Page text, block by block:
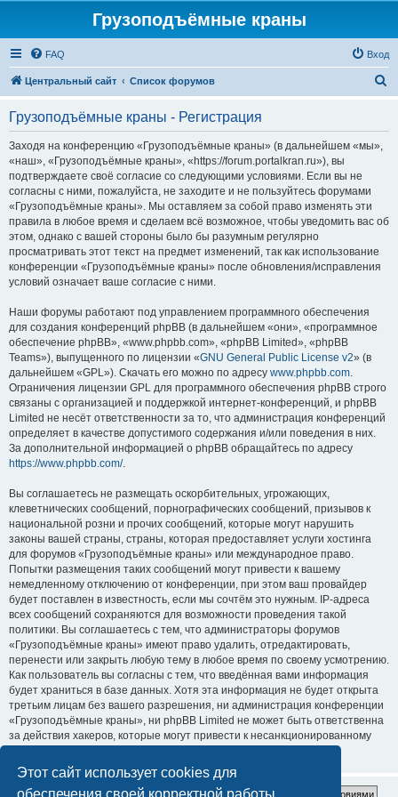
Этот сайт использует cookies для
обеспечения своей корректной работы.
Грузоподъёмные краны
FAQ Вход
Центральный сайт Список форумов
Грузоподъёмные краны - Регистрация
Заходя на конференцию «Грузоподъёмные краны» (в дальнейшем «мы»,
«наш», «Грузоподъёмные краны», «https://forum.portalkran.ru»), вы
подтверждаете своё согласие со следующими условиями. Если вы не
согласны с ними, пожалуйста, не заходите и не пользуйтесь форумами
«Грузоподъёмные краны». Мы оставляем за собой право изменять эти
правила в любое время и сделаем всё возможное, чтобы уведомить вас об
этом, однако с вашей стороны было бы разумным регулярно
просматривать этот текст на предмет изменений, так как использование
конференции «Грузоподъёмные краны» после обновления/исправления
условий означает ваше согласие с ними.
Наши форумы работают под управлением программного обеспечения
для создания конференций phpBB (в дальнейшем «они», «программное
обеспечение phpBB», «www.phpbb.com», «phpBB Limited», «phpBB
Teams»), выпущенного по лицензии «GNU General Public License v2» (в
дальнейшем «GPL»). Скачать его можно по адресу www.phpbb.com.
Ограничения лицензии GPL для программного обеспечения phpBB строго
связаны с организацией и поддержкой интернет-конференций, и phpBB
Limited не несёт ответственности за то, что администрация конференций
определяет в качестве допустимого содержания и/или поведения в них.
За дополнительной информацией о phpBB обращайтесь по адресу
https://www.phpbb.com/.
Вы соглашаетесь не размещать оскорбительных, угрожающих,
клеветнических сообщений, порнографических сообщений, призывов к
национальной розни и прочих сообщений, которые могут нарушить
законы вашей страны, страны, которая предоставляет услуги хостинга
для форумов «Грузоподъёмные краны» или международное право.
Попытки размещения таких сообщений могут привести к вашему
немедленному отключению от конференции, при этом ваш провайдер
будет поставлен в известность, если мы сочтём это нужным. IP-адреса
всех сообщений сохраняются для возможности проведения такой
политики. Вы соглашаетесь с тем, что администраторы форумов
«Грузоподъёмные краны» имеют право удалить, отредактировать,
перенести или закрыть любую тему в любое время по своему усмотрению.
Как пользователь вы согласны с тем, что введённая вами информация
будет храниться в базе данных. Хотя эта информация не будет открыта
третьим лицам без вашего разрешения, ни администрация конференции
«Грузоподъёмные краны», ни phpBB Limited не может быть ответственна
за действия хакеров, которые могут привести к несанкционированному